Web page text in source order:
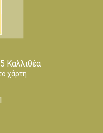
Καλλιθέα
χάρτη